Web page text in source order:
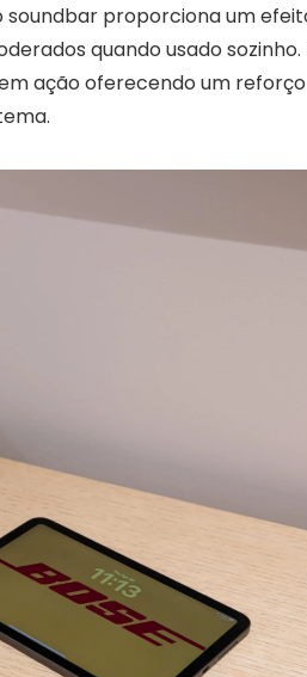
soundbar proporciona um
quando usado sozinho.
ação oferecendo um reforço